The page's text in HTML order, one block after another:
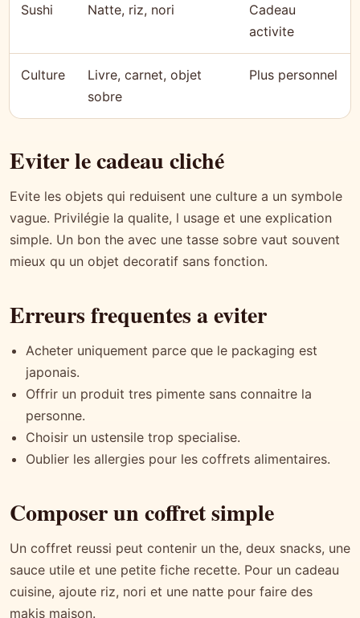
Sushi Natte, riz, nori
Cadeau
activite
Culture
Livre, carnet, objet
sobre
Plus personnel
Eviter le cadeau cliché
Evite les objets qui reduisent une culture a un symbole
vague. Privilégie la qualite, l usage et une explication
simple. Un bon the avec une tasse sobre vaut souvent
mieux qu un objet decoratif sans fonction.
Erreurs frequentes a eviter
Acheter uniquement parce que le packaging est
japonais.
Offrir un produit tres pimente sans connaitre la
personne.
Choisir un ustensile trop specialise.
Oublier les allergies pour les coffrets alimentaires.
Composer un coffret simple
Un coffret reussi peut contenir un the, deux snacks, une
sauce utile et une petite fiche recette. Pour un cadeau
cuisine, ajoute riz, nori et une natte pour faire des
makis maison.